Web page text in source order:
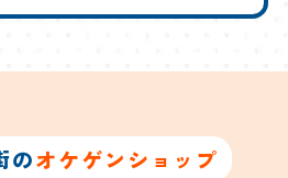
のオケゲンショップ